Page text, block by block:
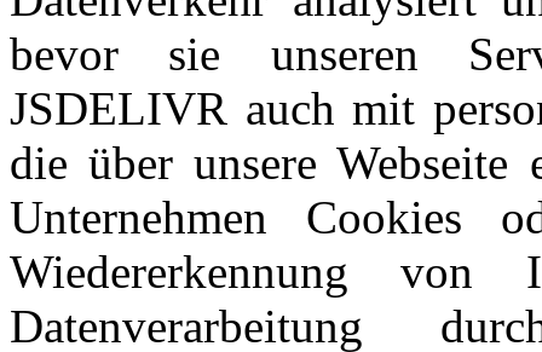
bevor sie unseren
JSDELIVR auch mit
die über unsere Webseite
Unternehmen Cookies
Wiedererkennung von
Datenverarbeitung